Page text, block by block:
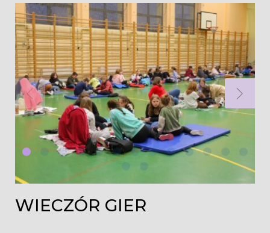
Dzień:
2023-
03-
10
WIECZÓR GIER